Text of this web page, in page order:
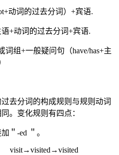
动词的过去分词）+宾语.
+动词的过去分词+宾语.
组+一般疑问句（have/has+主
去分词的构成规则与规则动词
。变化规则有四点：
＂-ed ＂。